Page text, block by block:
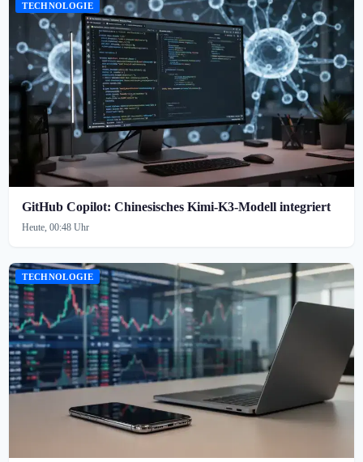
TECHNOLOGIE
GitHub Copilot: Chinesisches Kimi-K3-Modell integriert
Heute, 00:48 Uhr
TECHNOLOGIE